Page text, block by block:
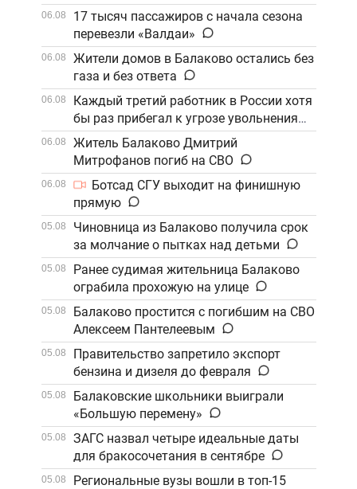
06.08
17 тысяч пассажиров с начала сезона
перевезли «Валдаи»
06.08
Жители домов в Балаково остались без
газа и без ответа
06.08
Каждый третий работник в России хотя
бы раз прибегал к угрозе увольнения
06.08
Житель Балаково Дмитрий
Митрофанов погиб на СВО
06.08
Ботсад СГУ выходит на финишную
прямую
05.08
Чиновница из Балаково получила срок
за молчание о пытках над детьми
05.08
Ранее судимая жительница Балаково
ограбила прохожую на улице
05.08
Балаково простится с погибшим на СВО
Алексеем Пантелеевым
05.08
Правительство запретило экспорт
бензина и дизеля до февраля
05.08
Балаковские школьники выиграли
«Большую перемену»
05.08
ЗАГС назвал четыре идеальные даты
для бракосочетания в сентябре
05.08
Региональные вузы вошли в топ-15